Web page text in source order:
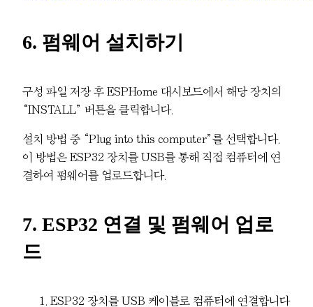
6. 펌웨어 설치하기
구성 파일 저장 후 ESPHome 대시보드에서 해당 장치의
“INSTALL” 버튼을 클릭합니다.
설치 방법 중 “Plug into this computer”를 선택합니다.
이 방법은 ESP32 장치를 USB를 통해 직접 컴퓨터에 연
결하여 펌웨어를 업로드합니다.
7. ESP32 연결 및 펌웨어 업로
드
ESP32 장치를 USB 케이블로 컴퓨터에 연결합니다